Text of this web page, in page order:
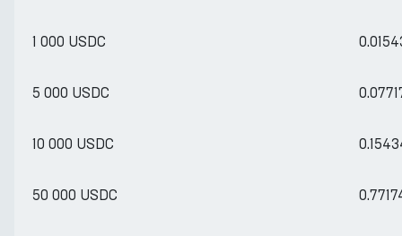
1 000 USDC
5 000 USDC
10 000 USDC
50 000 USDC